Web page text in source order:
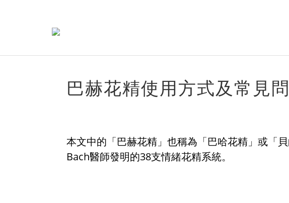
巴赫花精使用方式及常見
本文中的「巴赫花精」也稱為「巴哈花精」或「
Bach醫師發明的38支情緒花精系統。